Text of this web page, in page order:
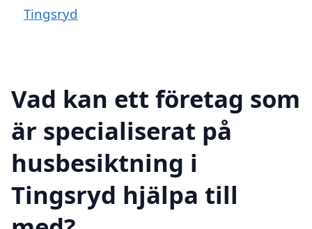
Tingsryd
Vad kan ett företag som
är specialiserat på
husbesiktning i
Tingsryd hjälpa till